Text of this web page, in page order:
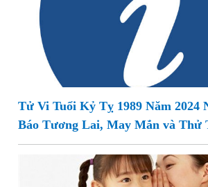
Tử Vi Tuổi Kỷ Tỵ 1989 Năm 2024
Báo Tương Lai, May Mắn và Thử